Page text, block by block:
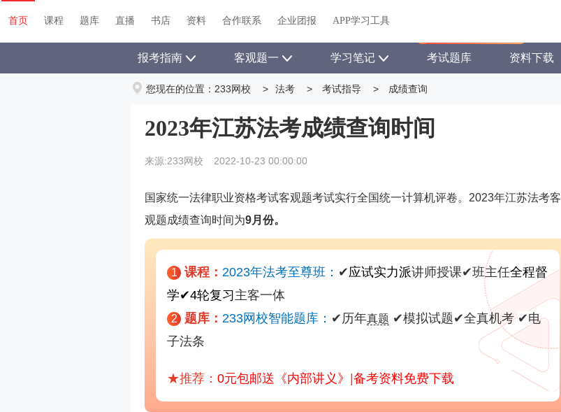
首页 课程 题库 直播 书店 资料 关于我们 帮助中心
首页 课程 题库 直播 书店 资料 合作联系 企业团报 APP学习工具
报考指南 客观题一 学习笔记 考试题库 资料下载
您现在的位置： 233网校 > 法考 > 考试指导 > 成绩查询
2023年江苏法考成绩查询时间
来源:233网校 2022-10-23 00:00:00
国家统一法律职业资格考试客观题考试实行全国统一计算机评卷。2023年江苏法考客
观题成绩查询时间为9月份。
1 课程： 2023年法考至尊班： ✔应试实力派讲师授课✔班主任全程督
学✔4轮复习 主客一体
2 题库： 233网校智能题库： ✔ 历年真题 ✔模拟试题✔全真机考✔电
子法条
★推荐： 0元包邮送《内部讲义》 备考资料免费下载